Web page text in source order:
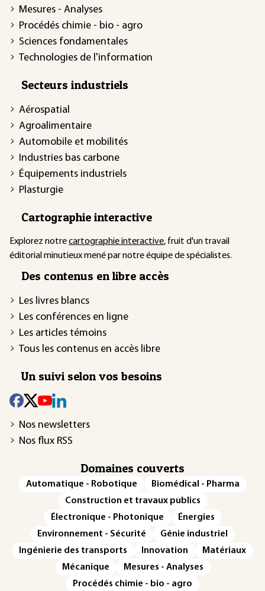
Mesures - Analyses
Procédés chimie - bio - agro
Sciences fondamentales
Technologies de l'information
Secteurs industriels
Aérospatial
Agroalimentaire
Automobile et mobilités
Industries bas carbone
Équipements industriels
Plasturgie
Cartographie interactive
Explorez notrecartographie interactive, fruit d'un travail
éditorial minutieux mené par notre équipe de spécialistes.
Des contenus en libre accès
Les livres blancs
Les conférences en ligne
Les articles témoins
Tous les contenus en accès libre
Un suivi selon vos besoins
Nos newsletters
Nos flux RSS
Domaines couverts
Automatique - Robotique
Biomédical - Pharma
Construction et travaux publics
Électronique - Photonique
Énergies
Environnement - Sécurité
Génie industriel
Ingénierie des transports
Innovation
Matériaux
Mécanique
Mesures - Analyses
Procédés chimie - bio - agro